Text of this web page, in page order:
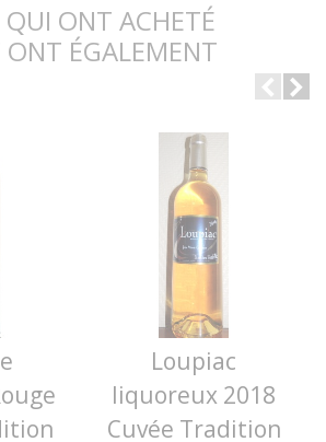
QUI ONT ACHETÉ
ÉGALEMENT
Loupiac
liquoreux 2018
Cuvée Tradition